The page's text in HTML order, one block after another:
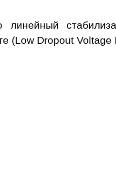
(Low Dropout Voltage